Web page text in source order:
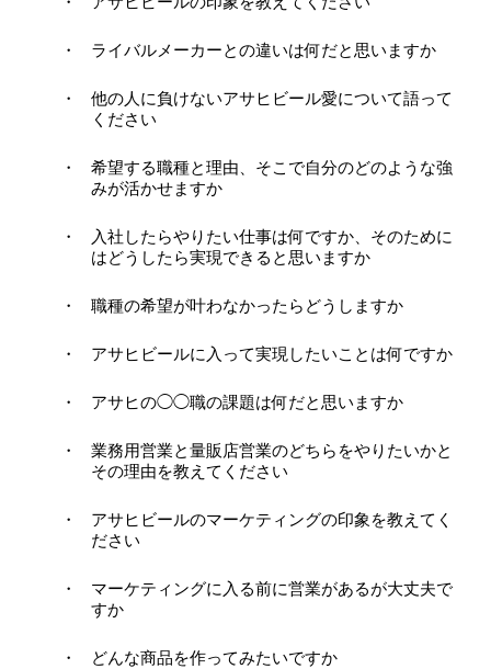
ライバルメーカーとの違いは何だと思いますか
他の人に負けないアサヒビール愛について語って
ください
希望する職種と理由、そこで自分のどのような強
みが活かせますか
入社したらやりたい仕事は何ですか、そのために
はどうしたら実現できると思いますか
職種の希望が叶わなかったらどうしますか
アサヒビールに入って実現したいことは何ですか
アサヒの◯◯職の課題は何だと思いますか
業務用営業と量販店営業のどちらをやりたいかと
その理由を教えてください
アサヒビールのマーケティングの印象を教えてく
ださい
マーケティングに入る前に営業があるが大丈夫で
すか
どんな商品を作ってみたいですか